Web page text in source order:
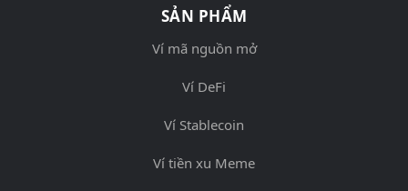
SẢN PHẨM
Ví mã nguồn mở
Ví DeFi
Ví Stablecoin
Ví tiền xu Meme